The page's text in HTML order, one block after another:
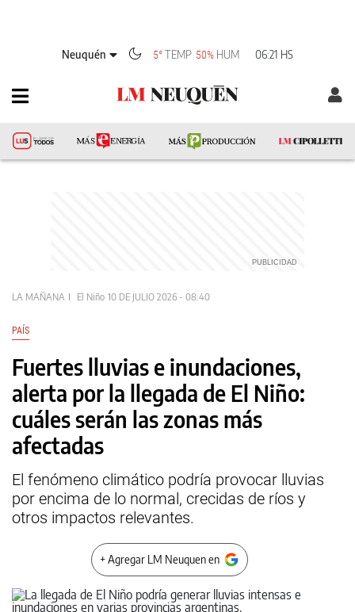
Neuquén 5°TEMP 50% HUM 06:21 HS
LA MAÑANA El Niño 10 DE JULIO 2026 - 08:40
PAÍS
Fuertes lluvias e inundaciones,
alerta por la llegada de El Niño:
cuáles serán las zonas más
afectadas
El fenómeno climático podría provocar lluvias
por encima de lo normal, crecidas de ríos y
otros impactos relevantes.
+ Agregar LM Neuquen en